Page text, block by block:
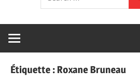
toutes
ses
formes
for:
Étiquette : Roxane Bruneau